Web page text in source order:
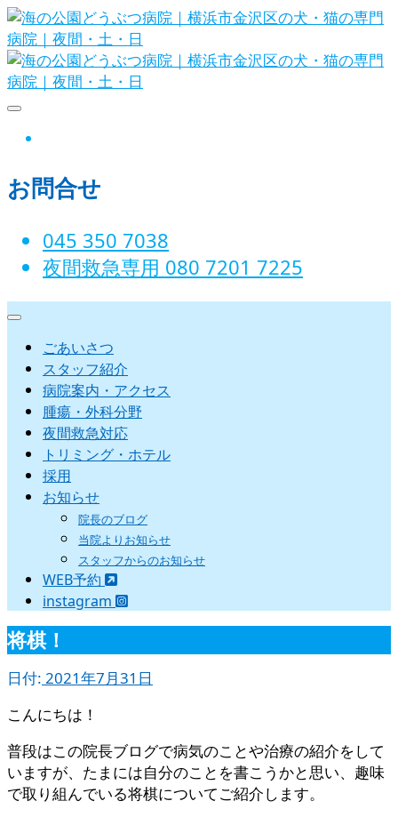
Skip
to
content
日
お問合せ
045 350 7038‬
夜間救急専用 080 7201 7225‬
ごあいさつ
スタッフ紹介
病院案内・アクセス
腫瘍・外科分野
夜間救急対応
トリミング・ホテル
採用
お知らせ
院長のブログ
当院よりお知らせ
スタッフからのお知らせ
WEB予約
instagram
将棋！
日付: 2021年7月31日
こんにちは！
普段はこの院長ブログで病気のことや治療の紹介をして
いますが、たまには自分のことを書こうかと思い、趣味
で取り組んでいる将棋についてご紹介します。